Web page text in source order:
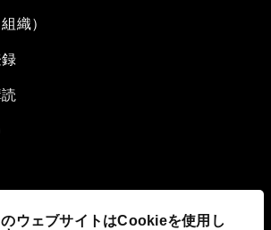
のウェブサイトはCookieを使用し
織）
の取り組み